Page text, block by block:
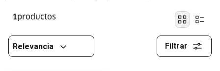
1
Relevancia Filtrar